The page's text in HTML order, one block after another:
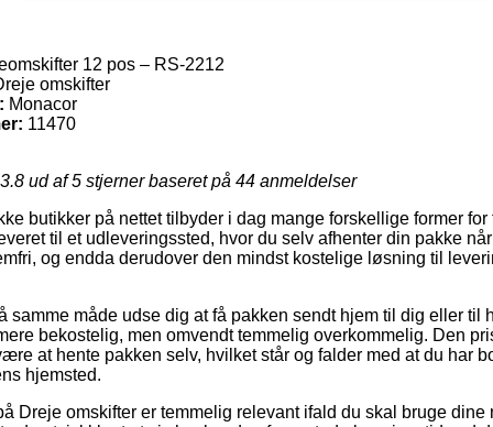
12 pos – RS-2212
omskifter
Monacor
11470
3.8 ud af 5 stjerner baseret på 44 anmeldelser
butikker på nettet tilbyder i dag mange forskellige former
til et udleveringssted, hvor du selv afhenter din pakke
og endda derudover den mindst kostelige løsning til
samme måde udse dig at få pakken sendt hjem til dig eller til
bekostelig, men omvendt temmelig overkommelig. Den
at hente pakken selv, hvilket står og falder med at du har
hjemsted.
Dreje omskifter er temmelig relevant ifald du skal bruge